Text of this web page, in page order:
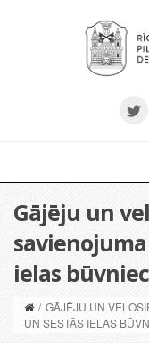
Gājēju un
ielas
/ GĀJĒJU UN
UN SESTĀS IELAS